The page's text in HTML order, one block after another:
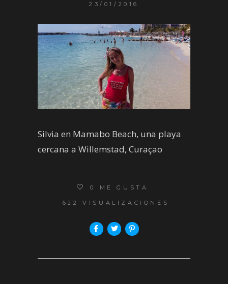
23/01/2016
Silvia en Mamabo Beach, una playa
cercana a Willemstad, Curaçao
0 ME GUSTA
622 VISUALIZACIONES